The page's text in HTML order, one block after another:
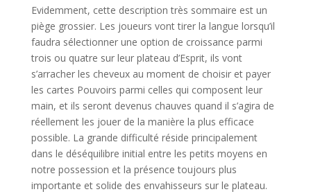
Evidemment, cette description très sommaire est un
piège grossier. Les joueurs vont tirer la langue lorsqu’il
faudra sélectionner une option de croissance parmi
trois ou quatre sur leur plateau d’Esprit, ils vont
s’arracher les cheveux au moment de choisir et payer
les cartes Pouvoirs parmi celles qui composent leur
main, et ils seront devenus chauves quand il s’agira de
réellement les jouer de la manière la plus efficace
possible. La grande difficulté réside principalement
dans le déséquilibre initial entre les petits moyens en
notre possession et la présence toujours plus
importante et solide des envahisseurs sur le plateau.